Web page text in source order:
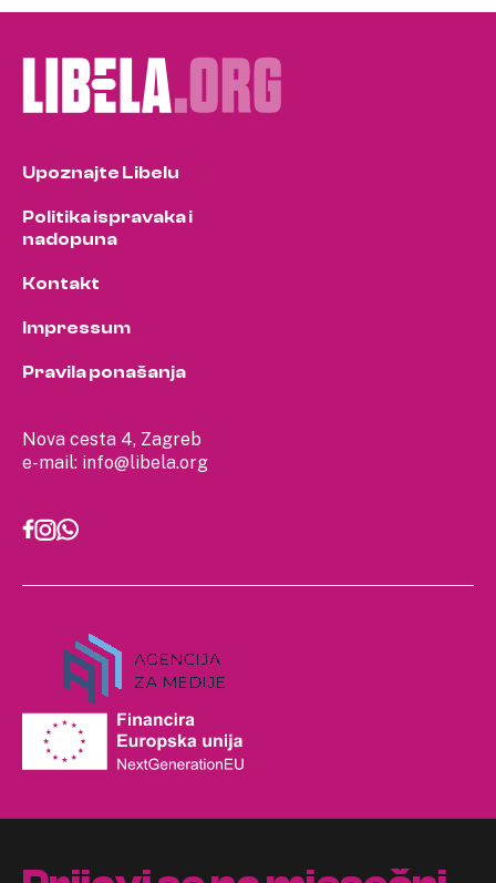
Nova cesta 4, Zagreb
e-mail: info@libela.org
Upoznajte Libelu
Politika ispravaka i
nadopuna
Kontakt
Impressum
Pravila ponašanja